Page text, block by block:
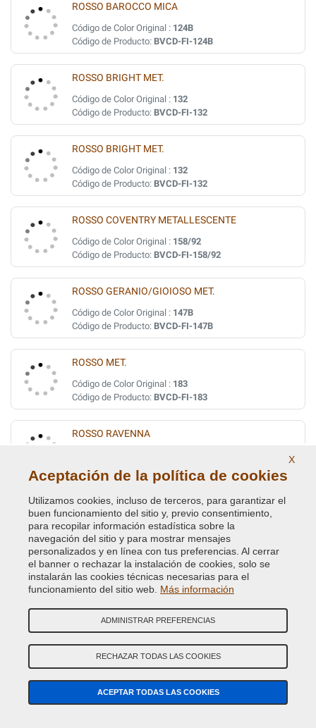
ROSSO BAROCCO MICA
Código de Color Original : 124B
Código de Producto: BVCD-FI-124B
ROSSO BRIGHT MET.
Código de Color Original : 132
Código de Producto: BVCD-FI-132
ROSSO BRIGHT MET.
Código de Color Original : 132
Código de Producto: BVCD-FI-132
ROSSO COVENTRY METALLESCENTE
Código de Color Original : 158/92
Código de Producto: BVCD-FI-158/92
ROSSO GERANIO/GIOIOSO MET.
Código de Color Original : 147B
Código de Producto: BVCD-FI-147B
ROSSO MET.
Código de Color Original : 183
Código de Producto: BVCD-FI-183
ROSSO RAVENNA
Código de Producto:
BVCD-AR-143
ROSSO RIBES MET.
Código de Color Original : 182
Código de Producto:BVCD-FI-182
TURCHESE MET.
Código de Color Original :391B
Código de Producto:BVCD-FI-391B
VERDE CRYSTAL MET.
Código de Color Original :352
Código de Producto:BVCD-FI-352
X
Aceptación de la política de cookies
Utilizamos cookies, incluso de terceros, para garantizar el
buen funcionamiento del sitio y, previo consentimiento,
para recopilar información estadística sobre la
navegación del sitio y para mostrar mensajes
personalizados y en línea con tus preferencias. Al cerrar
el banner o rechazar la instalación de cookies, solo se
instalarán las cookies técnicas necesarias para el
funcionamiento del sitio web. Más información
ADMINISTRAR PREFERENCIAS
RECHAZAR TODAS LAS COOKIES
ACEPTAR TODAS LAS COOKIES